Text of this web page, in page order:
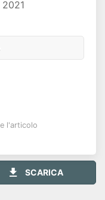
l'articolo
SCARICA